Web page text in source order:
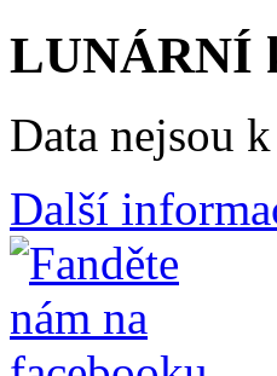
LUNÁRNÍ
Data nejsou
Další